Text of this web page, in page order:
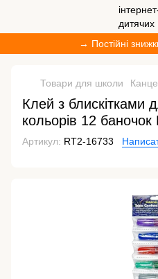
→ Постійні
Товари для школи
Клей з блискітками
кольорів 12 баночок
Артикул: RT2-16733